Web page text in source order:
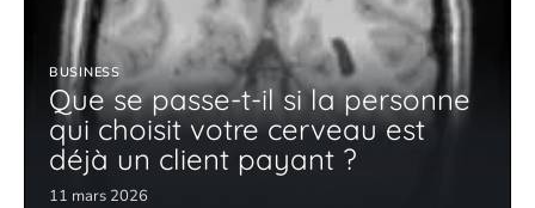
BUSINESS
Que se passe-t-il si la personne
qui choisit votre cerveau est
déjà un client payant ?
11 mars 2026